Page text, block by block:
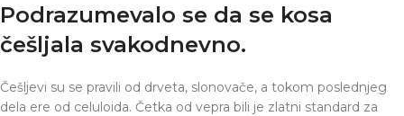
Podrazumevalo se da se kosa
češljala svakodnevno.
Češljevi su se pravili od drveta, slonovače, a tokom poslednjeg
dela ere od celuloida. Četka od vepra bili je zlatni standard za